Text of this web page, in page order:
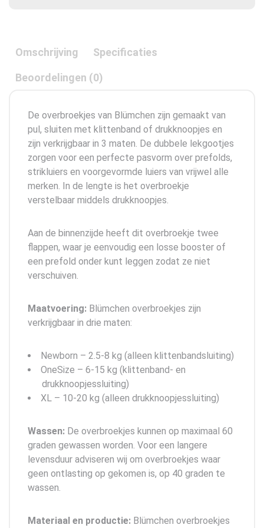
Omschrijving Specificaties
Beoordelingen (0)
De overbroekjes van Blümchen zijn gemaakt van
pul, sluiten met klittenband of drukknoopjes en
zijn verkrijgbaar in 3 maten. De dubbele lekgootjes
zorgen voor een perfecte pasvorm over prefolds,
strikluiers en voorgevormde luiers van vrijwel alle
merken. In de lengte is het overbroekje
verstelbaar middels drukknoopjes.
Aan de binnenzijde heeft dit overbroekje twee
flappen, waar je eenvoudig een losse booster of
een prefold onder kunt leggen zodat ze niet
verschuiven.
Maatvoering: Blümchen overbroekjes zijn
verkrijgbaar in drie maten:
Newborn – 2.5-8 kg (alleen klittenbandsluiting)
OneSize – 6-15 kg (klittenband- en
drukknoopjessluiting)
XL – 10-20 kg (alleen drukknoopjessluiting)
Wassen: De overbroekjes kunnen op maximaal 60
graden gewassen worden. Voor een langere
levensduur adviseren wij om overbroekjes waar
geen ontlasting op gekomen is, op 40 graden te
wassen.
Materiaal en productie: Blümchen overbroekjes